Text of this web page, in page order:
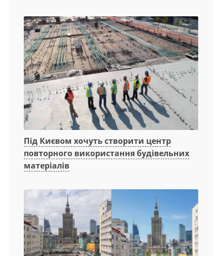
Під Києвом хочуть створити центр
повторного використання будівельних
матеріалів